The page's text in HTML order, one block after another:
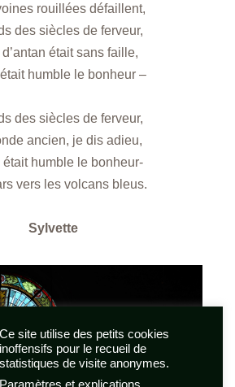
rouillées défaillent,
des siècles de ferveur,
d’antan était sans faille,
était humble le bonheur –
des siècles de ferveur,
ancien, je dis adieu,
était humble le bonheur-
vers les volcans bleus.
Sylvette
Ce site utilise des petits cookies
inoffensifs pour le recueil de
statistiques de visite anonymes.